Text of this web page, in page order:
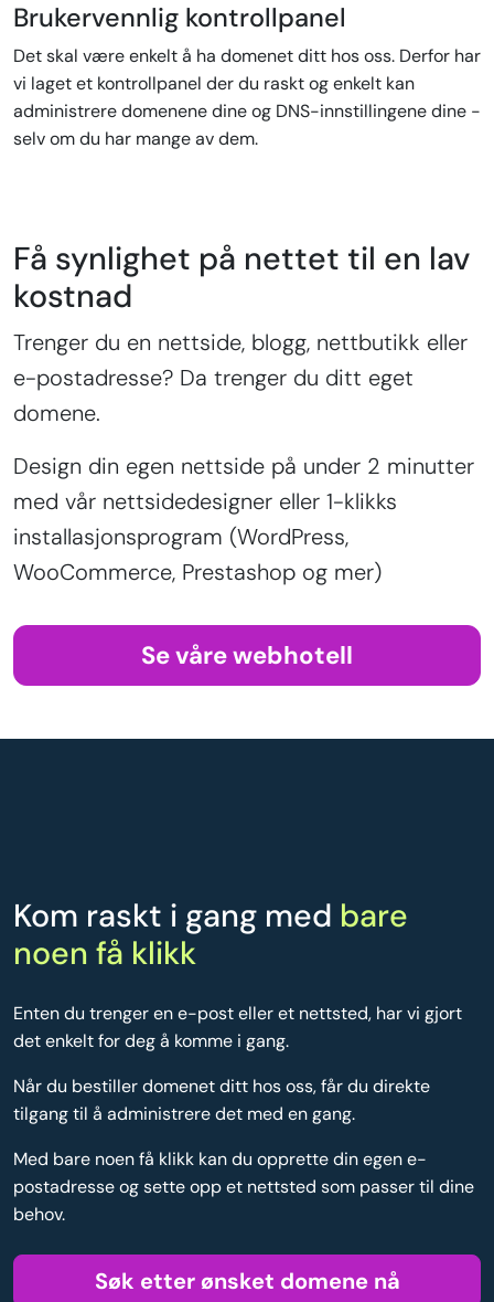
Brukervennlig kontrollpanel
Det skal være enkelt å ha domenet ditt hos oss. Derfor har
vi laget et kontrollpanel der du raskt og enkelt kan
administrere domenene dine og DNS-innstillingene dine -
selv om du har mange av dem.
Få synlighet på nettet til en lav
kostnad
Trenger du en nettside, blogg, nettbutikk eller
e-postadresse? Da trenger du ditt eget
domene.
Design din egen nettside på under 2 minutter
med vår nettsidedesigner eller 1-klikks
installasjonsprogram (WordPress,
WooCommerce, Prestashop og mer)
Se våre webhotell
Kom raskt i gang med bare
noen få klikk
Enten du trenger en e-post eller et nettsted, har vi gjort
det enkelt for deg å komme i gang.
Når du bestiller domenet ditt hos oss, får du direkte
tilgang til å administrere det med en gang.
Med bare noen få klikk kan du opprette din egen e-
postadresse og sette opp et nettsted som passer til dine
behov.
Søk etter ønsket domene nå